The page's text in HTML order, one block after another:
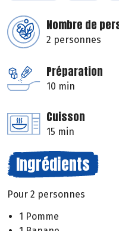
Nombre de
2 personnes
Préparation
10 min
Cuisson
15 min
Ingrédients
Pour 2 personnes
1 Pomme